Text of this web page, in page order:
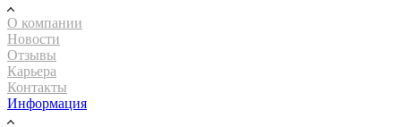
О компании
Новости
Отзывы
Карьера
Контакты
Информация